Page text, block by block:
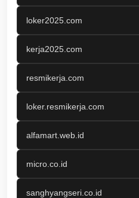
loker2025.com
kerja2025.com
resmikerja.com
loker.resmikerja.com
alfamart.web.id
micro.co.id
sanghyangseri.co.id